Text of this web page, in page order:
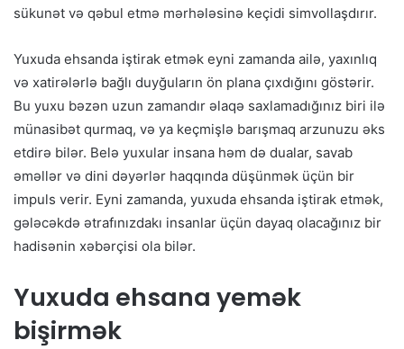
sükunət və qəbul etmə mərhələsinə keçidi simvollaşdırır.
Yuxuda ehsanda iştirak etmək eyni zamanda ailə, yaxınlıq
və xatirələrlə bağlı duyğuların ön plana çıxdığını göstərir.
Bu yuxu bəzən uzun zamandır əlaqə saxlamadığınız biri ilə
münasibət qurmaq, və ya keçmişlə barışmaq arzunuzu əks
etdirə bilər. Belə yuxular insana həm də dualar, savab
əməllər və dini dəyərlər haqqında düşünmək üçün bir
impuls verir. Eyni zamanda, yuxuda ehsanda iştirak etmək,
gələcəkdə ətrafınızdakı insanlar üçün dayaq olacağınız bir
hadisənin xəbərçisi ola bilər.
Yuxuda ehsana yemək
bişirmək